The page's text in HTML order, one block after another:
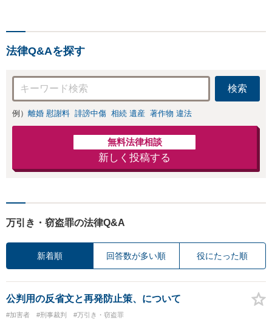
法律Q&Aを探す
検索
例） 離婚 慰謝料 誹謗中傷 相続 遺産 著作物 違法
無料法律相談
新しく投稿する
万引き・窃盗罪の法律Q&A
新着順 回答数が多い順 役にたった順
公判用の反省文と再発防止策、について
#加害者 #刑事裁判 #万引き・窃盗罪